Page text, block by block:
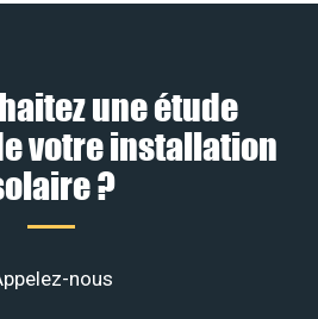
une étude
votre installation
?
nous